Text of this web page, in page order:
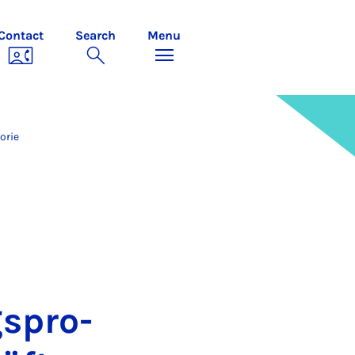
Search Menu